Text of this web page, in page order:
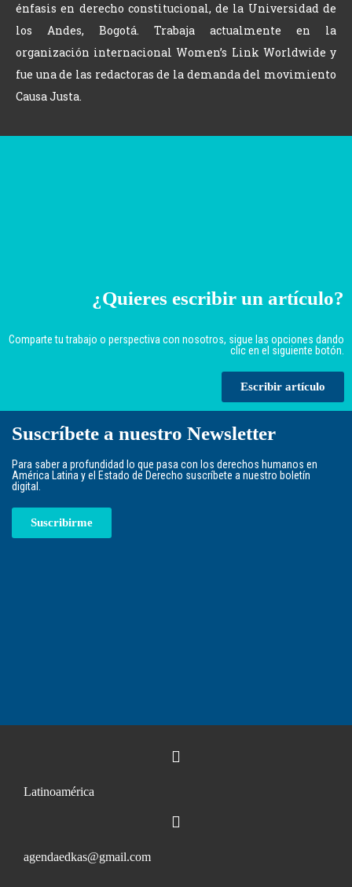
énfasis en derecho constitucional, de la Universidad de
los Andes, Bogotá. Trabaja actualmente en la
organización internacional Women’s Link Worldwide y
fue una de las redactoras de la demanda del movimiento
Causa Justa.
¿Quieres escribir un artículo?
Comparte tu trabajo o perspectiva con nosotros, sigue las opciones dando
clic en el siguiente botón.
Escribir artículo
Suscríbete a nuestro Newsletter
Para saber a profundidad lo que pasa con los derechos humanos en
América Latina y el Estado de Derecho suscríbete a nuestro boletín
digital.
Suscribirme
Latinoamérica
agendaedkas@gmail.com